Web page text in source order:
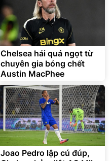
Lót ghế ôtô, nâng lưng
chống nóng giúp thoải mái
trong di chuyển
295.000đ
Đã bán nhiều
Chelsea hái quả ngọt từ
chuyên gia bóng chết
Austin MacPhee
Joao Pedro lập cú đúp,